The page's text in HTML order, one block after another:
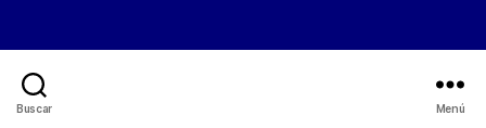
Buscar Menú